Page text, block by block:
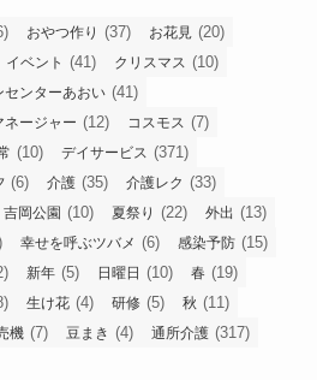
おやつ作り (37) お花見 (20)
イベント (41) クリスマス (10)
センターあおい (41)
ネージャー (12) コスモス (7)
(10) デイサービス (371)
(6) 介護 (35) 介護レク (33)
吉岡公園 (10) 夏祭り (22) 外出 (13)
幸せを呼ぶツバメ (6) 感染予防 (15)
新年 (5) 日曜日 (10) 春 (19)
生け花 (4) 研修 (5) 秋 (11)
機 (7) 豆まき (4) 通所介護 (317)